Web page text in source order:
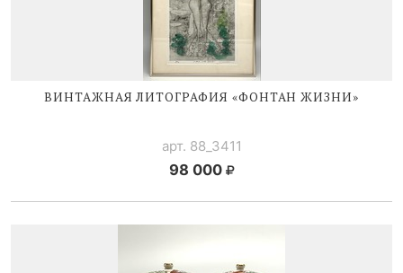
ВИНТАЖНАЯ ЛИТОГРАФИЯ «ФОНТАН ЖИЗНИ»
арт. 88_3411
98 000